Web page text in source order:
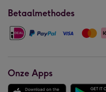
Betaalmethodes
Onze Apps